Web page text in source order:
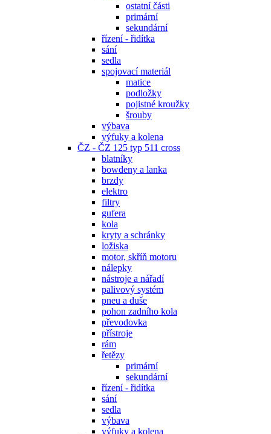
ostatní části
primární
sekundární
řízení - řidítka
sání
sedla
spojovací materiál
matice
podložky
pojistné kroužky
šrouby
výbava
výfuky a kolena
ČZ - ČZ 125 typ 511 cross
blatníky
bowdeny a lanka
brzdy
elektro
filtry
gufera
kola
kryty a schránky
ložiska
motor, skříň motoru
nálepky
nástroje a nářadí
palivový systém
pneu a duše
pohon zadního kola
převodovka
přístroje
rám
řetězy
primární
sekundární
řízení - řidítka
sání
sedla
výbava
výfuky a kolena